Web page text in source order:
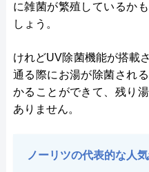
に雑菌が繁殖しているか
しょう。
けれどUV除菌機能が搭載
通る際にお湯が除菌され
かることができて、残り
ありません。
ノーリツの代表的な人